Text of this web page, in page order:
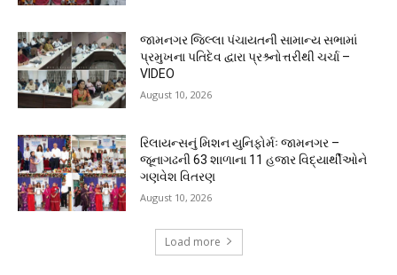
જામનગર જિલ્લા પંચાયતની સામાન્ય સભામાં
પ્રમુખના પતિદેવ દ્વારા પ્રશ્ર્નોત્તરીથી ચર્ચા –
VIDEO
August 10, 2026
રિલાયન્સનું મિશન યુનિફોર્મઃ જામનગર –
જૂનાગઢની 63 શાળાના 11 હજાર વિદ્યાર્થીઓને
ગણવેશ વિતરણ
August 10, 2026
Load more